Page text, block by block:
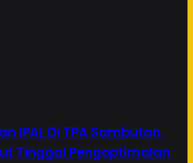
IPAL Di TPA Sambutan,
Tinggal Pengoptimalan